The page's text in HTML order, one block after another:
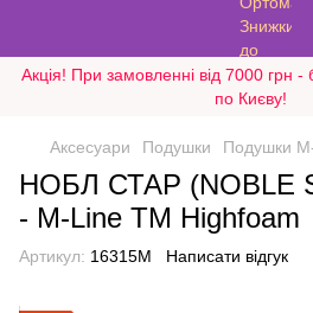
Акція! При замовленні від 7000 грн -
по Києву!
Аксесуари Подушки Подушки
НОБЛ СТАР (NOBLE
- M-Line ТМ Highfoam
Артикул: 16315M Написати відгук